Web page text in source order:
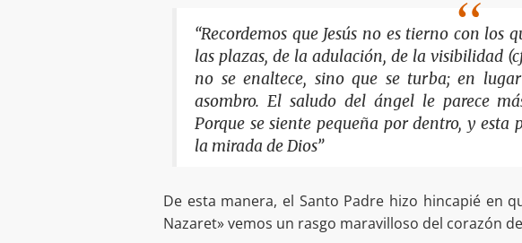
“Recordemos que Jesús no es tierno con los
las plazas, de la adulación, de la visibilidad
no se enaltece, sino que se turba; en
asombro. El saludo del ángel le parece
Porque se siente pequeña por dentro, y esta
la mirada de Dios”
De esta manera, el Santo Padre hizo hincapié en
Nazaret» vemos un rasgo maravilloso del corazón